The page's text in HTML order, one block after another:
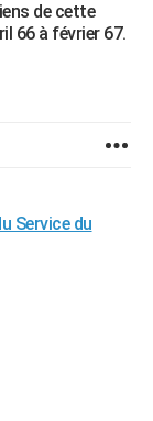
de cette
66 à février 67.
Service du